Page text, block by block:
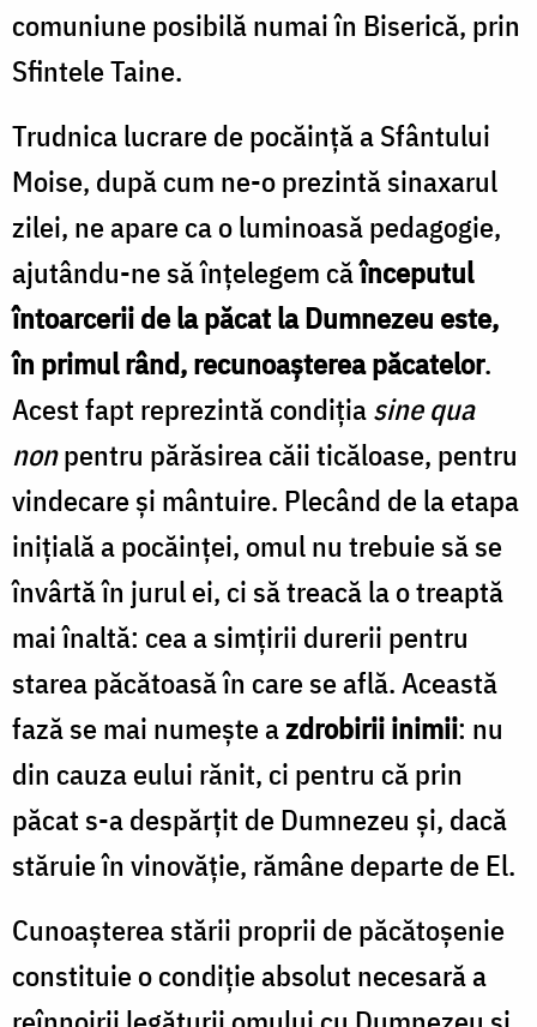
comuniune posibilă numai în Biserică, prin
Sfintele Taine.
Trudnica lucrare de pocăință a Sfântului
Moise, după cum ne-o prezintă sinaxarul
zilei, ne apare ca o luminoasă pedagogie,
ajutându-ne să înțelegem căînceputul
întoarcerii de la păcat la Dumnezeu este,
în primul rând, recunoaşterea păcatelor.
Acest fapt reprezintă condiţiasine qua
nonpentru părăsirea căii ticăloase, pentru
vindecare şi mântuire. Plecând de la etapa
inițială a pocăinţei, omul nu trebuie să se
învârtă în jurul ei, ci să treacă la o treaptă
mai înaltă: cea a simţirii durerii pentru
starea păcătoasă în care se află. Această
fază se mai numeşte azdrobirii inimii: nu
din cauza eului rănit, ci pentru că prin
păcat s-a despărţit de Dumnezeu şi, dacă
stăruie în vinovăție, rămâne departe de El.
Cunoaşterea stării proprii de păcătoşenie
constituie o condiţie absolut necesară a